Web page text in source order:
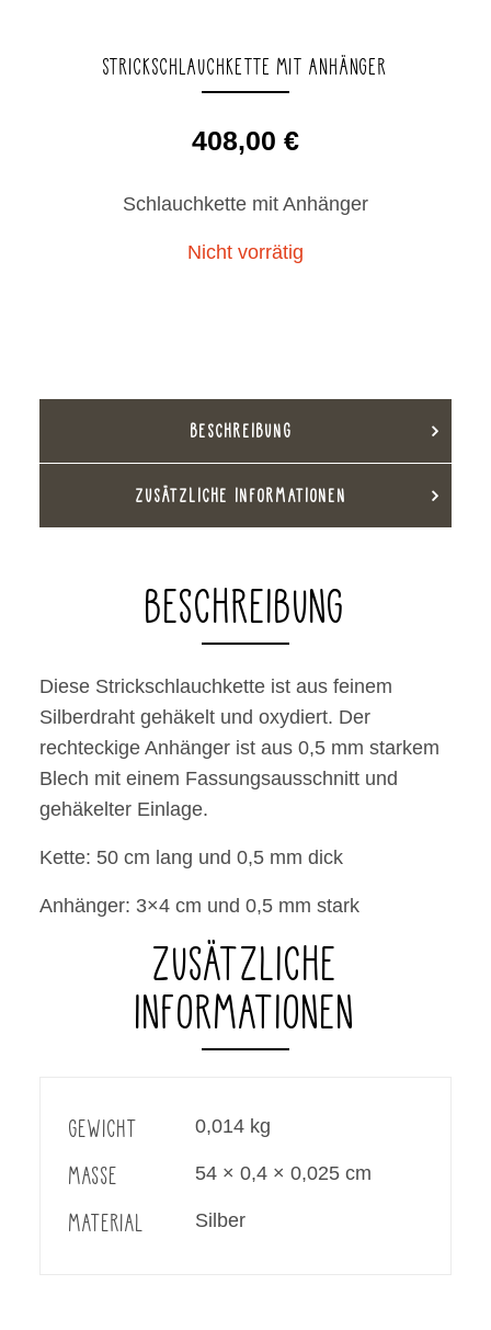
STRICKSCHLAUCHKETTE MIT ANHÄNGER
408,00 €
Schlauchkette mit Anhänger
Nicht vorrätig
BESCHREIBUNG
ZUSÄTZLICHE INFORMATIONEN
BESCHREIBUNG
Diese Strickschlauchkette ist aus feinem
Silberdraht gehäkelt und oxydiert. Der
rechteckige Anhänger ist aus 0,5 mm starkem
Blech mit einem Fassungsausschnitt und
gehäkelter Einlage.
Kette: 50 cm lang und 0,5 mm dick
Anhänger: 3×4 cm und 0,5 mm stark
ZUSÄTZLICHE
INFORMATIONEN
GEWICHT 0,014 kg
MASSE 54 × 0,4 × 0,025 cm
MATERIAL Silber